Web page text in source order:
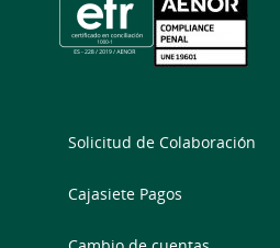
Solicitud de Colaboración
Cajasiete Pagos